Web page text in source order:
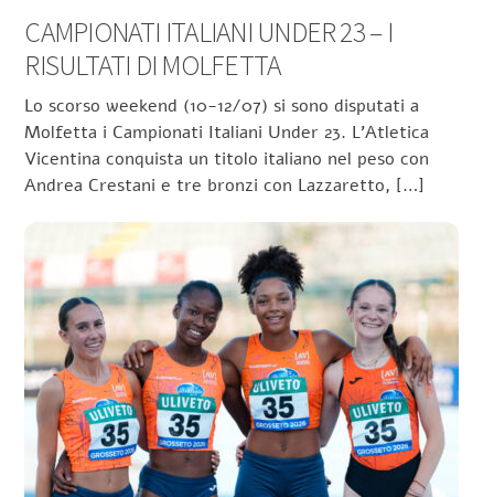
CAMPIONATI ITALIANI UNDER 23 – I
RISULTATI DI MOLFETTA
Lo scorso weekend (10-12/07) si sono disputati a
Molfetta i Campionati Italiani Under 23. L’Atletica
Vicentina conquista un titolo italiano nel peso con
Andrea Crestani e tre bronzi con Lazzaretto, […]